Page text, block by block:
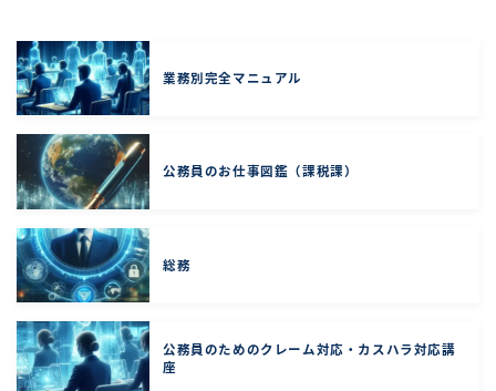
業務別完全マニュアル
公務員のお仕事図鑑（課税課）
総務
公務員のためのクレーム対応・カスハラ対応講
座